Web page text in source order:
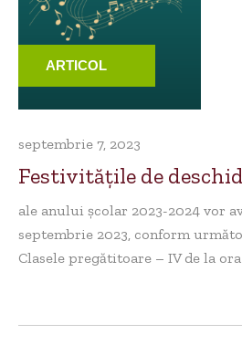
ARTICOL
septembrie 7, 2023
Festivitățile de
ale anului școlar 2023-2024 vor
septembrie 2023, conform
Clasele pregătitoare – IV de la ora